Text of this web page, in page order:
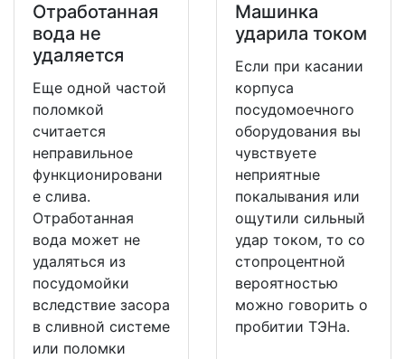
Отработанная
вода не
удаляется
Еще одной частой
поломкой
считается
неправильное
функционировани
е слива.
Отработанная
вода может не
удаляться из
посудомойки
вследствие засора
в сливной системе
или поломки
Машинка
ударила током
Если при касании
корпуса
посудомоечного
оборудования вы
чувствуете
неприятные
покалывания или
ощутили сильный
удар током, то со
стопроцентной
вероятностью
можно говорить о
пробитии ТЭНа.